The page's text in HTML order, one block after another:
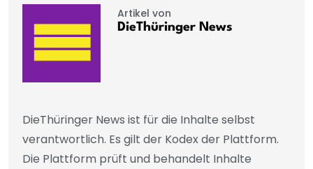
Artikel von
DieThüringer News
DieThüringer News ist für die Inhalte selbst
verantwortlich. Es gilt der Kodex der Plattform.
Die Plattform prüft und behandelt Inhalte